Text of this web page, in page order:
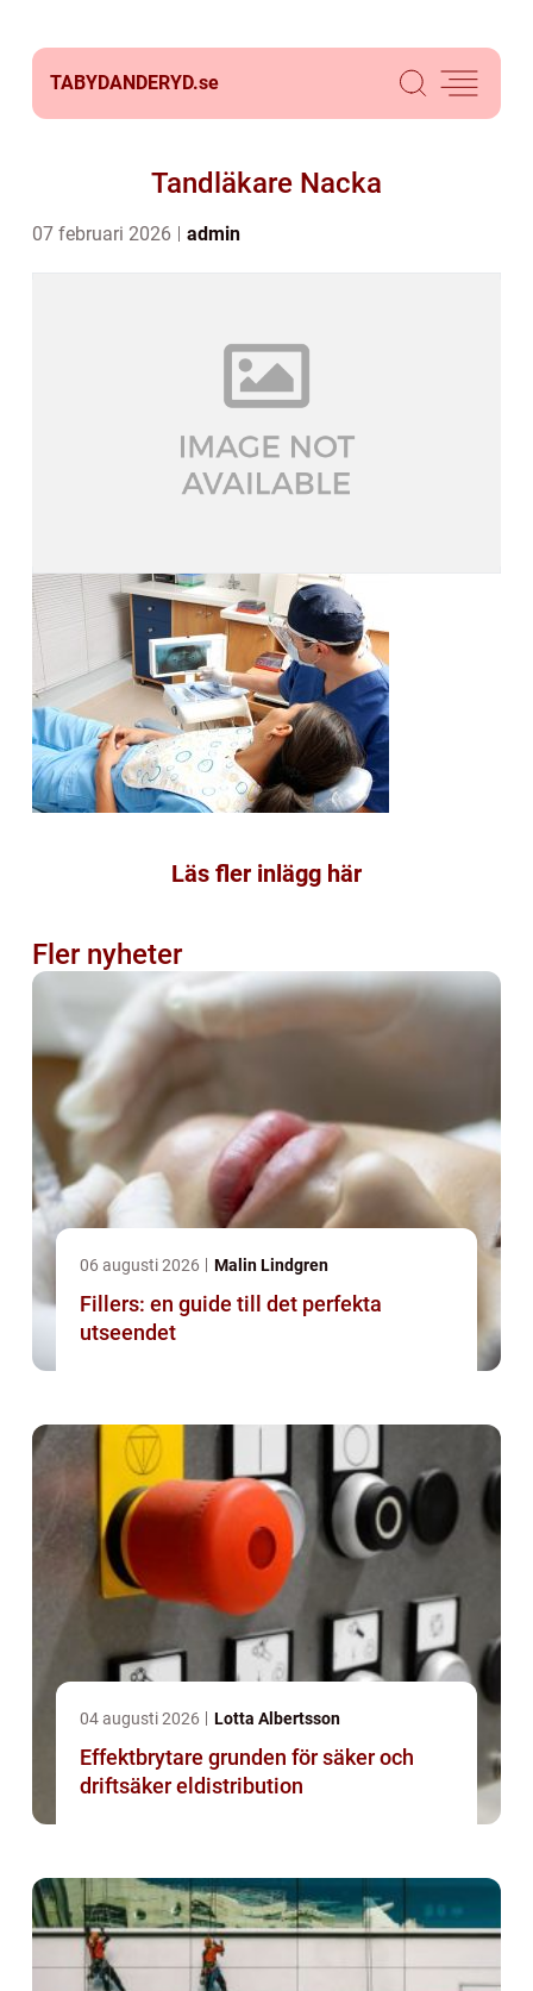
TABYDANDERYD.se
Tandläkare Nacka
07 februari 2026 admin
Läs fler inlägg här
Fler nyheter
06 augusti 2026 Malin Lindgren
Fillers: en guide till det perfekta
utseendet
04 augusti 2026 Lotta Albertsson
Effektbrytare grunden för säker och
driftsäker eldistribution